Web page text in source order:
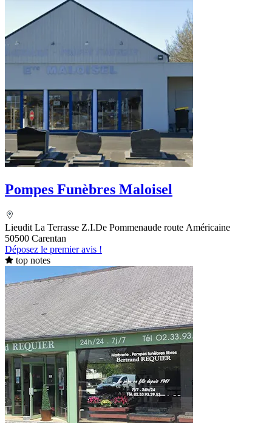
Pompes Funèbres Maloisel
Lieudit La Terrasse Z.I.De Pommenaude route Américaine
50500 Carentan
Déposez le premier avis !
top notes